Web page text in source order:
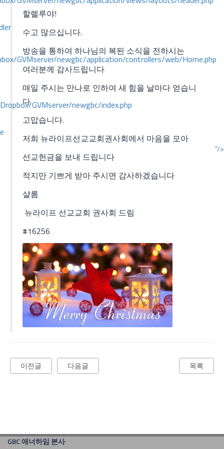
GVMserver/newgbc/application/controllers/web/Home.php
GVMserver/newgbc/index.php
"/>
할렐루야!
수고 많으십니다.
방송을 통하여 하나님의 복된 소식을 전하시는
여러분께 감사드립니다
매일 주시는 만나로 인하여 새 힘을 날마다 얻습니
다
고맙습니다.
저희 뉴라이프선교교회권사회에서 마음을 모아
선교헌금을 보내 드립니다
적지만 기쁘게 받아 주시면 감사하겠습니다
샬롬
뉴라이프 선교교회 권사회 드림
#16256
다음글
이전글 목록
GBC 애너하임 본사